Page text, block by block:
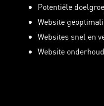
Potentiële
Website
Websites snel en
Website onderhoud